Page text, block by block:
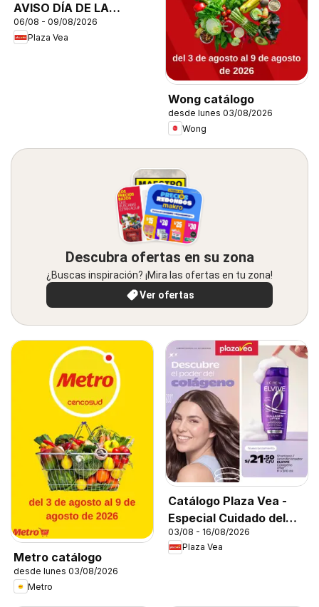
AVISO DÍA DE LA
CERVEZA
06/08 - 09/08/2026
Plaza Vea
Wong catálogo
desde lunes 03/08/2026
Wong
Descubra ofertas en su zona
¿Buscas inspiración? ¡Mira las ofertas en tu zona!
Ver ofertas
Metro catálogo
desde lunes 03/08/2026
Metro
Catálogo Plaza Vea -
Especial Cuidado del
Cabello
03/08 - 16/08/2026
Plaza Vea